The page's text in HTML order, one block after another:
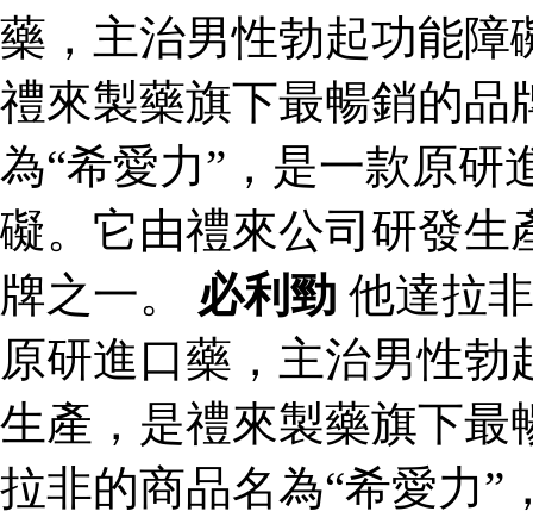
藥，主治男性勃起功能障
禮來製藥旗下最暢銷的品
為“希愛力”，是一款原研
礙。它由禮來公司研發生
牌之一。 必利勁 他達拉
原研進口藥，主治男性
生產，是禮來製藥旗下
拉非的商品名為“希愛力”